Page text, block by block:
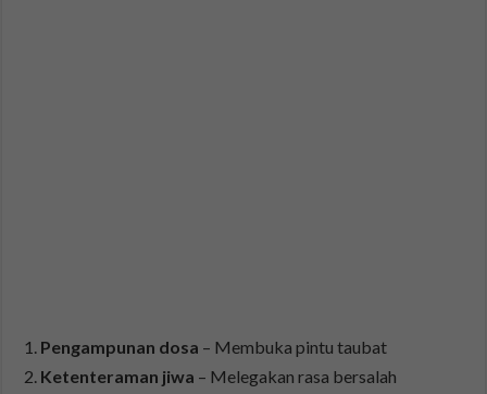
Pengampunan dosa – Membuka pintu taubat
Ketenteraman jiwa – Melegakan rasa bersalah